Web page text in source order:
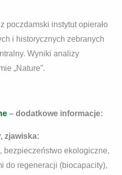
poczdamski instytut opierało
i historycznych zebranych
Wyniki analizy
„Nature”.
– dodatkowe informacje:
zjawiska:
bezpieczeństwo ekologiczne,
do regeneracji (biocapacity),